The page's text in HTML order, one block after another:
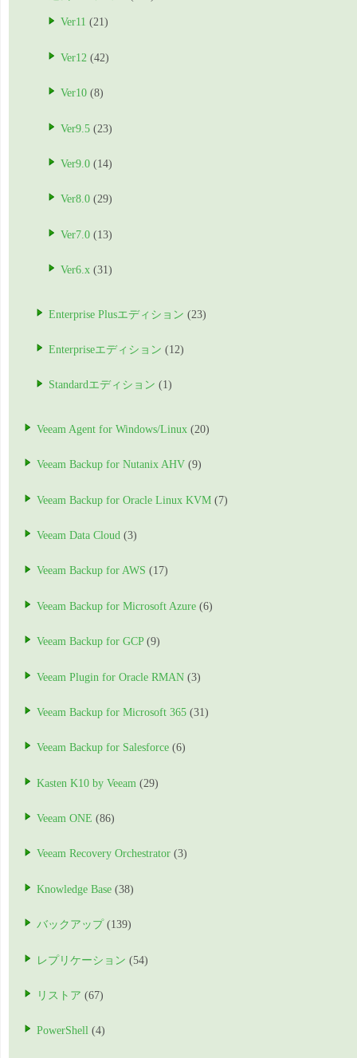
Ver11 (21)
Ver12 (42)
Ver10 (8)
Ver9.5 (23)
Ver9.0 (14)
Ver8.0 (29)
Ver7.0 (13)
Ver6.x (31)
Enterprise Plusエディション (23)
Enterpriseエディション (12)
Standardエディション (1)
Veeam Agent for Windows/Linux (20)
Veeam Backup for Nutanix AHV (9)
Veeam Backup for Oracle Linux KVM (7)
Veeam Data Cloud (3)
Veeam Backup for AWS (17)
Veeam Backup for Microsoft Azure (6)
Veeam Backup for GCP(9)
Veeam Plugin for Oracle RMAN (3)
Veeam Backup for Microsoft 365 (31)
Veeam Backup for Salesforce (6)
Kasten K10 by Veeam (29)
Veeam ONE (86)
Veeam Recovery Orchestrator (3)
Knowledge Base (38)
バックアップ (139)
レプリケーション (54)
リストア (67)
PowerShell (4)